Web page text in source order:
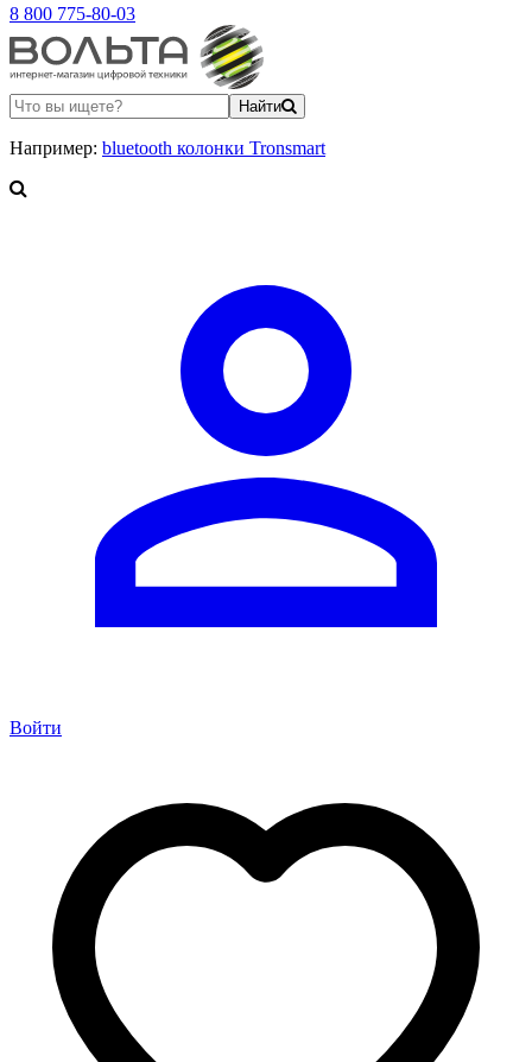
8 800 775-80-03
Найти
Например: bluetooth колонки Tronsmart
Войти